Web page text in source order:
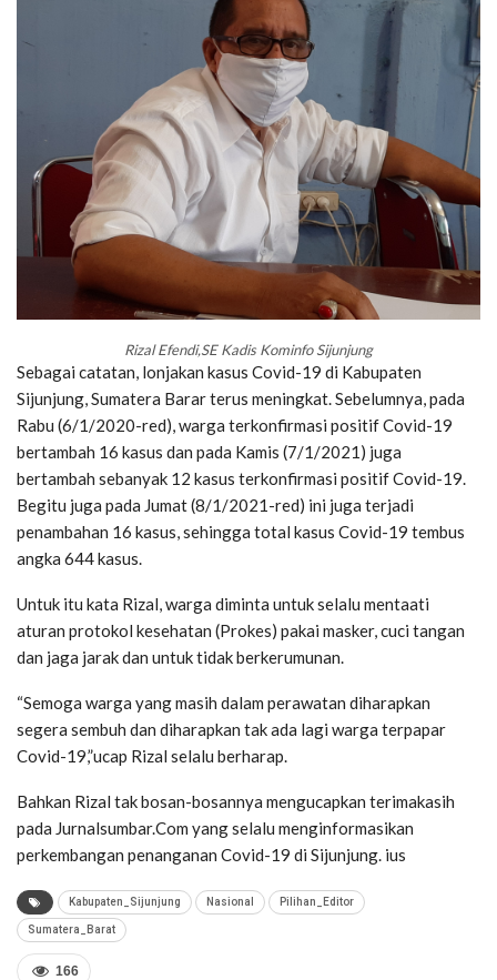
Rizal Efendi,SE Kadis Kominfo Sijunjung
Sebagai catatan, lonjakan kasus Covid-19 di Kabupaten
Sijunjung, Sumatera Barar terus meningkat. Sebelumnya, pada
Rabu (6/1/2020-red), warga terkonfirmasi positif Covid-19
bertambah 16 kasus dan pada Kamis (7/1/2021) juga
bertambah sebanyak 12 kasus terkonfirmasi positif Covid-19.
Begitu juga pada Jumat (8/1/2021-red) ini juga terjadi
penambahan 16 kasus, sehingga total kasus Covid-19 tembus
angka 644 kasus.
Untuk itu kata Rizal, warga diminta untuk selalu mentaati
aturan protokol kesehatan (Prokes) pakai masker, cuci tangan
dan jaga jarak dan untuk tidak berkerumunan.
“Semoga warga yang masih dalam perawatan diharapkan
segera sembuh dan diharapkan tak ada lagi warga terpapar
Covid-19,”ucap Rizal selalu berharap.
Bahkan Rizal tak bosan-bosannya mengucapkan terimakasih
pada Jurnalsumbar.Com yang selalu menginformasikan
perkembangan penanganan Covid-19 di Sijunjung. ius
Kabupaten_Sijunjung Nasional Pilihan_Editor
Sumatera_Barat
166